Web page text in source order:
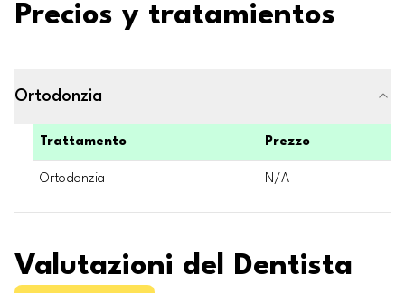
Precios y tratamientos
Ortodonzia
Trattamento Prezzo
Ortodonzia N/A
Valutazioni del Dentista